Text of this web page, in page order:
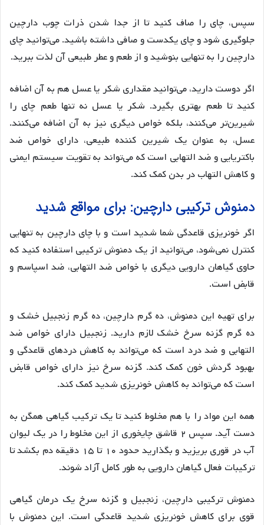
سپس، چای را صاف کنید تا از جدا شدن ذرات چوب دارچین
جلوگیری شود و چای یکدست و صافی داشته باشید. می‌توانید چای
دارچین را به تنهایی بنوشید و از طعم و عطر طبیعی آن لذت ببرید.
اگر دوست دارید، می‌توانید مقداری شکر یا عسل هم به آن اضافه
کنید تا طعم بهتری بگیرد. شکر یا عسل نه تنها طعم چای را
شیرین‌تر می‌کنند، بلکه خواص دیگری نیز به آن اضافه می‌کنند.
عسل، به عنوان یک شیرین کننده طبیعی، دارای خواص ضد
باکتریایی و ضد التهابی است که می‌تواند به تقویت سیستم ایمنی
و کاهش التهاب در بدن کمک کند.
دمنوش ترکیبی دارچین: برای مواقع شدید
اگر خونریزی قاعدگی شما شدید است و با چای دارچین به تنهایی
کنترل نمی‌شود، می‌توانید از یک دمنوش ترکیبی استفاده کنید که
حاوی گیاهان دارویی دیگری با خواص ضد التهابی، ضد اسپاسم و
قابض است.
برای تهیه این دمنوش، ده گرم دارچین، ده گرم زنجبیل خشک و
ده گرم گزنه سرخ خشک لازم دارید. زنجبیل دارای خواص ضد
التهابی و ضد درد است که می‌تواند به کاهش دردهای قاعدگی و
بهبود گردش خون کمک کند. گزنه سرخ نیز دارای خواص قابض
است که می‌تواند به کاهش خونریزی شدید کمک کند.
همه این مواد را با هم مخلوط کنید تا یک ترکیب گیاهی همگن به
دست آید. سپس ۲ قاشق چایخوری از این مخلوط را در یک لیوان
آب در قوری بریزید و بگذارید حدود ۱۰ تا ۱۵ دقیقه دم بکشد تا
ترکیبات فعال گیاهان دارویی به طور کامل آزاد شوند.
دمنوش ترکیبی دارچین، زنجبیل و گزنه سرخ یک درمان گیاهی
قوی برای کاهش خونریزی شدید قاعدگی است. این دمنوش با